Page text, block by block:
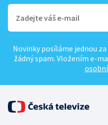
Novinky posíláme jednou
žádný spam. Vložením e-